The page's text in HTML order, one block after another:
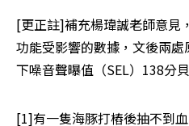
[更正註]補充楊瑋誠老師意見
功能受影響的數據，文後兩
下噪音聲曝值（SEL）138分
[1]有一隻海豚打樁後抽不到